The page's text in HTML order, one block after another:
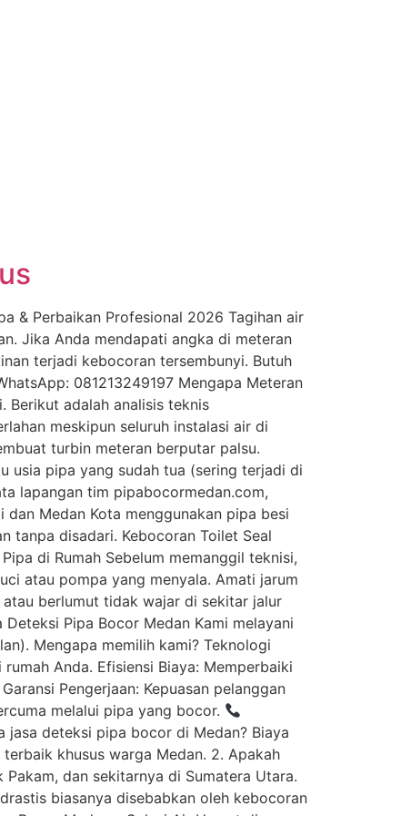
& Perbaikan Profesional 2026 Tagihan air
Jika Anda mendapati angka di meteran
terjadi kebocoran tersembunyi. Butuh
081213249197 Mengapa Meteran
Berikut adalah analisis teknis
meskipun seluruh instalasi air di
turbin meteran berputar palsu.
usia pipa yang sudah tua (sering terjadi di
lapangan tim pipabocormedan.com,
Medan Kota menggunakan pipa besi
tanpa disadari. Kebocoran Toilet Seal
di Rumah Sebelum memanggil teknisi,
atau pompa yang menyala. Amati jarum
berlumut tidak wajar di sekitar jalur
Pipa Bocor Medan Kami melayani
Mengapa memilih kami? Teknologi
Anda. Efisiensi Biaya: Memperbaiki
Pengerjaan: Kepuasan pelanggan
melalui pipa yang bocor.
jasa deteksi pipa bocor di Medan? Biaya
khusus warga Medan. 2. Apakah
dan sekitarnya di Sumatera Utara.
biasanya disebabkan oleh kebocoran